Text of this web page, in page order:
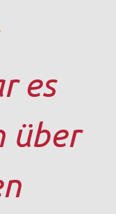
es
über